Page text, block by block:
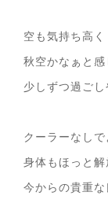
空も気持ち高く
秋空かなぁと
少しずつ過ごし
クーラーなし
身体もほっと解
今からの貴重